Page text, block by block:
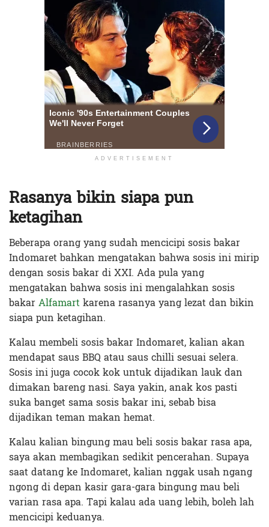
ADVERTISEMENT
Rasanya bikin siapa pun
ketagihan
Beberapa orang yang sudah mencicipi sosis bakar
Indomaret bahkan mengatakan bahwa sosis ini mirip
dengan sosis bakar di XXI. Ada pula yang
mengatakan bahwa sosis ini mengalahkan sosis
bakarAlfamartkarena rasanya yang lezat dan bikin
siapa pun ketagihan.
Kalau membeli sosis bakar Indomaret, kalian akan
mendapat saus BBQ atau saus chilli sesuai selera.
Sosis ini juga cocok kok untuk dijadikan lauk dan
dimakan bareng nasi. Saya yakin, anak kos pasti
suka banget sama sosis bakar ini, sebab bisa
dijadikan teman makan hemat.
Kalau kalian bingung mau beli sosis bakar rasa apa,
saya akan membagikan sedikit pencerahan. Supaya
saat datang ke Indomaret, kalian nggak usah ngang
ngong di depan kasir gara-gara bingung mau beli
varian rasa apa. Tapi kalau ada uang lebih, boleh lah
mencicipi keduanya.